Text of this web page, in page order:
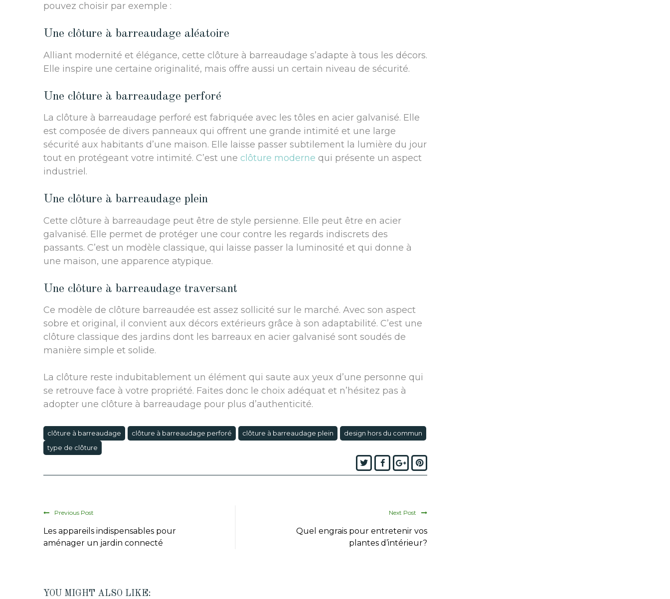
pouvez choisir par exemple :
Une clôture à barreaudage aléatoire
Alliant modernité et élégance, cette clôture à barreaudage s’adapte à tous les décors.
Elle inspire une certaine originalité, mais offre aussi un certain niveau de sécurité.
Une clôture à barreaudage perforé
La clôture à barreaudage perforé est fabriquée avec les tôles en acier galvanisé. Elle
est composée de divers panneaux qui offrent une grande intimité et une large
sécurité aux habitants d’une maison. Elle laisse passer subtilement la lumière du jour
tout en protégeant votre intimité. C’est une clôture moderne qui présente un aspect
industriel.
Une clôture à barreaudage plein
Cette clôture à barreaudage peut être de style persienne. Elle peut être en acier
galvanisé. Elle permet de protéger une cour contre les regards indiscrets des
passants. C’est un modèle classique, qui laisse passer la luminosité et qui donne à
une maison, une apparence atypique.
Une clôture à barreaudage traversant
Ce modèle de clôture barreaudée est assez sollicité sur le marché. Avec son aspect
sobre et original, il convient aux décors extérieurs grâce à son adaptabilité. C’est une
clôture classique des jardins dont les barreaux en acier galvanisé sont soudés de
manière simple et solide.
La clôture reste indubitablement un élément qui saute aux yeux d’une personne qui
se retrouve face à votre propriété. Faites donc le choix adéquat et n’hésitez pas à
adopter une clôture à barreaudage pour plus d’authenticité.
clôture à barreaudage clôture à barreaudage perforé clôture à barreaudage plein
design hors du commun
type de clôture
TwitterFacebook
Google+Pinterest
Previous Post
Les appareils indispensables pour
aménager un jardin connecté
Next Post
Quel engrais pour entretenir vos
plantes d’intérieur?
YOU MIGHT ALSO LIKE: